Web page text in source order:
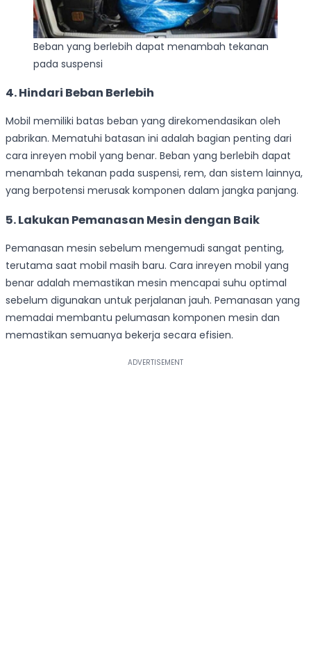
Beban yang berlebih dapat menambah tekanan
pada suspensi
4. Hindari Beban Berlebih
Mobil memiliki batas beban yang direkomendasikan oleh
pabrikan. Mematuhi batasan ini adalah bagian penting dari
cara inreyen mobil yang benar. Beban yang berlebih dapat
menambah tekanan pada suspensi, rem, dan sistem lainnya,
yang berpotensi merusak komponen dalam jangka panjang.
5. Lakukan Pemanasan Mesin dengan Baik
Pemanasan mesin sebelum mengemudi sangat penting,
terutama saat mobil masih baru. Cara inreyen mobil yang
benar adalah memastikan mesin mencapai suhu optimal
sebelum digunakan untuk perjalanan jauh. Pemanasan yang
memadai membantu pelumasan komponen mesin dan
memastikan semuanya bekerja secara efisien.